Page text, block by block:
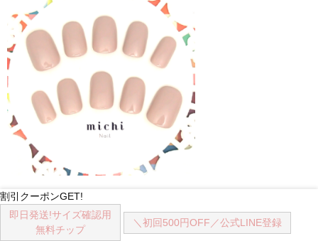
グレイッシュローズネイル
1,950円(税込)
割引クーポンGET!
即日発送!サイズ確認用
無料チップ
＼初回500円OFF／公式LINE登録